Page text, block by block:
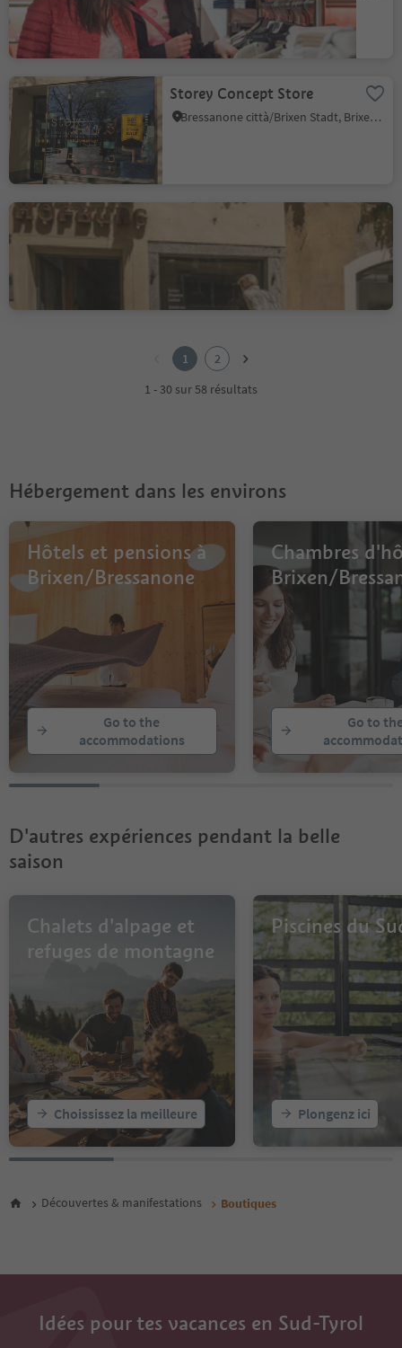
Storey Concept Store
Bressanone città/Brixen Stadt, Brixen/Bressanone, Brixen/Bressanone and environs
Galerie Hofburg
Bressanone città/Brixen Stadt, Brixen/Bressanone, Brixen/Bressanone and environs
1
2
1 - 30 sur 58 résultats
Hébergement dans les environs
Hôtels et pensions à
Brixen/Bressanone
Go to the
accommodations
Chambres
Brixen/
Go to
D'autres expériences pendant la belle
saison
Chalets d'alpage et
refuges de montagne
Choississez la meilleure
Piscines du
Plongenz ici
Découvertes & manifestations Boutiques
Idées pour tes vacances en Sud-Tyrol